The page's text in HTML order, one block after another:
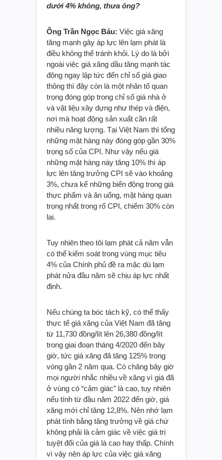
dưới 4% không, thưa ông?
Ông Trần Ngọc Báu: Việc giá xăng
tăng mạnh gây áp lực lên lạm phát là
điều không thể tránh khỏi. Lý do là bởi
ngoài việc giá xăng dầu tăng mạnh tác
động ngay lập tức đến chỉ số giá giao
thông thì đây còn là một nhân tố quan
trọng đóng góp trong chỉ số giá nhà ở
và vật liệu xây dựng như thép và điện,
nơi mà hoạt động sản xuất cần rất
nhiều năng lượng. Tại Việt Nam thì tổng
những mặt hàng này đóng góp gần 30%
trọng số của CPI. Như vậy nếu giá
những mặt hàng này tăng 10% thì áp
lực lên tăng trưởng CPI sẽ vào khoảng
3%, chưa kể những biến động trong giá
thực phẩm và ăn uống, mặt hàng quan
trọng nhất trong rổ CPI, chiếm 30% còn
lại.
Tuy nhiên theo tôi lạm phát cả năm vẫn
có thể kiếm soát trong vùng mục tiêu
4% của Chính phủ đề ra mặc dù lạm
phát nửa đầu năm sẽ chịu áp lực nhất
định.
Nếu chúng ta bóc tách kỹ, có thể thấy
thực tế giá xăng của Việt Nam đã tăng
từ 11,730 đồng/lít lên 26,380 đồng/lít
trong giai đoạn tháng 4/2020 đến bây
giờ, tức giá xăng đã tăng 125% trong
vòng gần 2 năm qua. Có chăng bây giờ
mọi người nhắc nhiều về xăng vì giá đã
ở vùng có “cảm giác” là cao, tuy nhiên
nếu tính từ đầu năm 2022 đến giờ, giá
xăng mới chỉ tăng 12,8%. Nên nhớ lạm
phát tính bằng tăng trưởng về giá chứ
không phải là cảm giác về việc giá trị
tuyệt đối của giá là cao hay thấp. Chính
vì vậy nên áp lực của việc giá xăng